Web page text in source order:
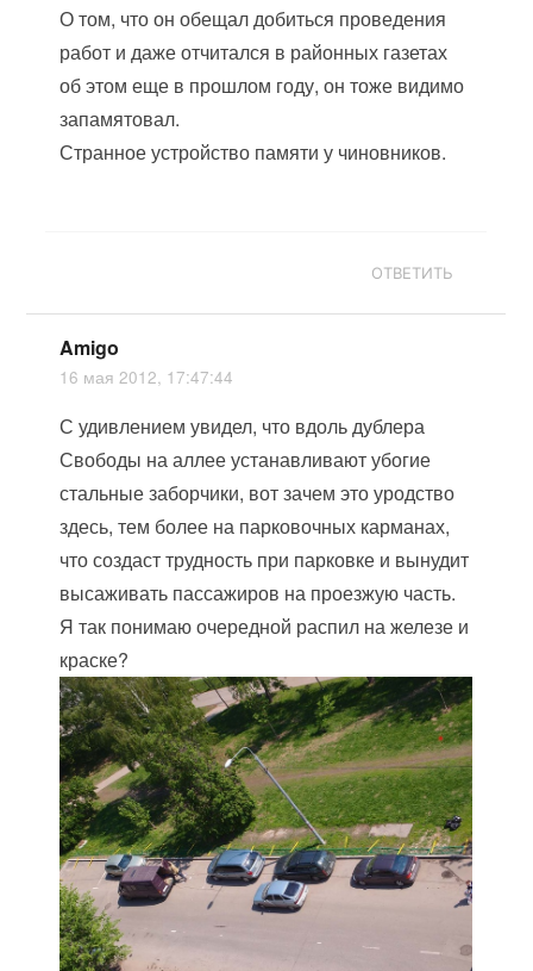
О том, что он обещал добиться проведения
работ и даже отчитался в районных газетах
об этом еще в прошлом году, он тоже видимо
запамятовал.
Странное устройство памяти у чиновников.
ОТВЕТИТЬ
Amigo
16 мая 2012, 17:47:44
С удивлением увидел, что вдоль дублера
Свободы на аллее устанавливают убогие
стальные заборчики, вот зачем это уродство
здесь, тем более на парковочных карманах,
что создаст трудность при парковке и вынудит
высаживать пассажиров на проезжую часть.
Я так понимаю очередной распил на железе и
краске?